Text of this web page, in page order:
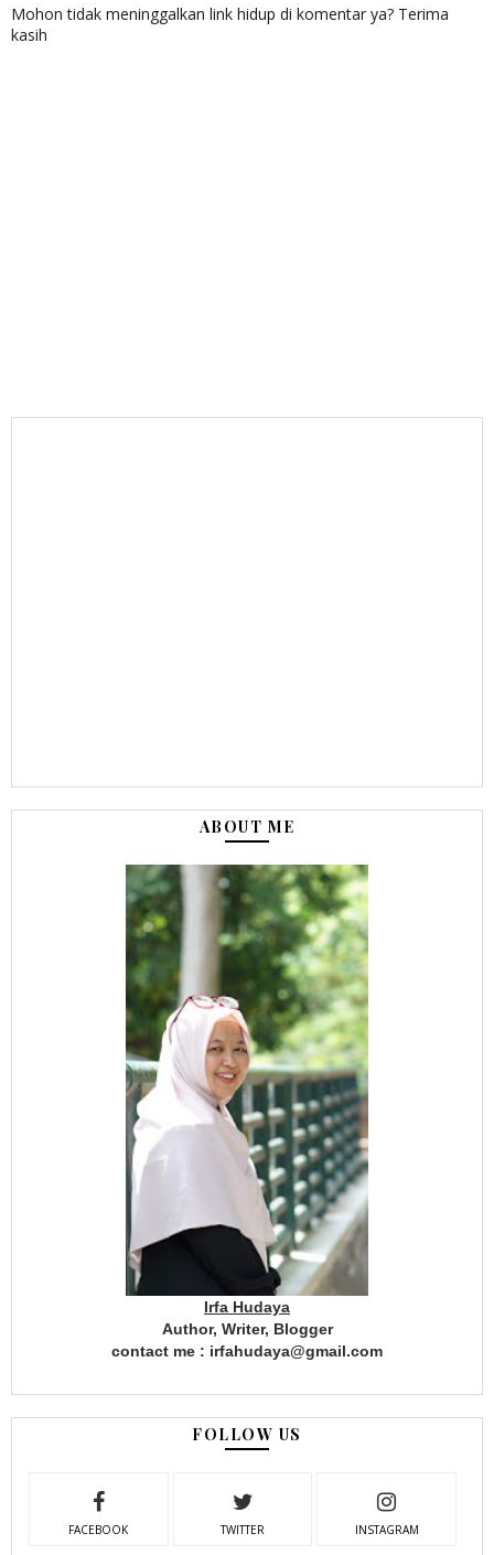
Mohon tidak meninggalkan link hidup di komentar ya? Terima
kasih
ABOUT ME
Irfa Hudaya
Author, Writer, Blogger
contact me : irfahudaya@gmail.com
FOLLOW US
FACEBOOK TWITTER INSTAGRAM